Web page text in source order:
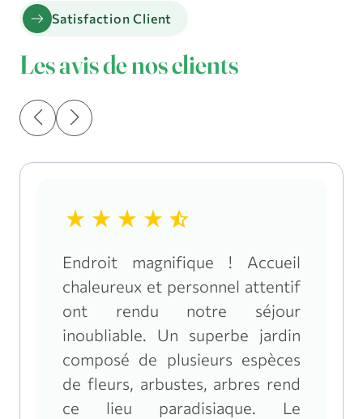
arrow_right_alt Satisfaction Client
Les avis de nos clients
star_rate star_rate star_rate star_rate star_half
Endroit magnifique ! Accueil
chaleureux et personnel attentif
ont rendu notre séjour
inoubliable. Un superbe jardin
composé de plusieurs espèces
de fleurs, arbustes, arbres rend
ce lieu paradisiaque. Le